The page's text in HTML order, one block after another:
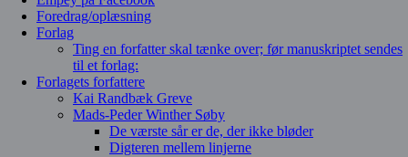
Foredrag/oplæsning
Forlag
Ting en forfatter skal tænke over; før manuskriptet sendes
til et forlag:
Forlagets forfattere
Kai Randbæk Greve
Mads-Peder Winther Søby
De værste sår er de, der ikke bløder
Digteren mellem linjerne